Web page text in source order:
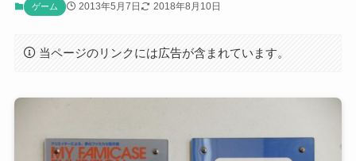
ゲーム 2013年5月7日 2018年8月10日
当ページのリンクには広告が含まれています。